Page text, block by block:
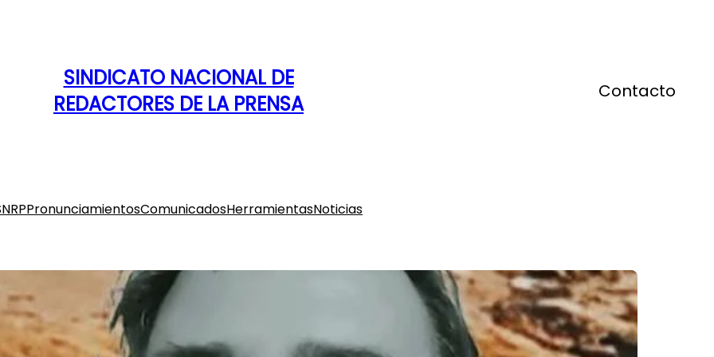
SINDICATO NACIONAL DE
REDACTORES DE LA PRENSA
Contacto
PronunciamientosComunicadosHerramientasNoticias